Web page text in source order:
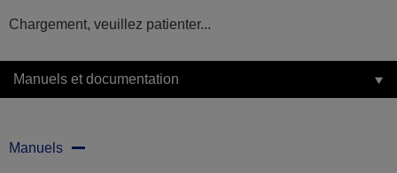
Chargement, veuillez patienter...
Manuels et documentation
Manuels